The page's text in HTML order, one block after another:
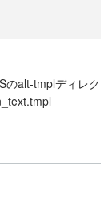
のalt-tmplディレク